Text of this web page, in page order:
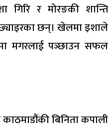
र मोरङकी शान्ति
छन्। खेलमा इशाले
मगरलाई पञ्छाउन सफल
बिनिता कपाली